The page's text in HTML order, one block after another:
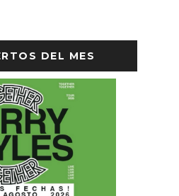
DEL MES